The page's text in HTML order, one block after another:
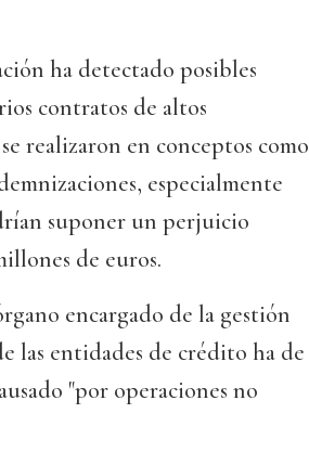
ha detectado posibles
contratos de altos
realizaron en conceptos como
especialmente
suponer un perjuicio
de euros.
encargado de la gestión
las entidades de crédito ha de
"por operaciones no